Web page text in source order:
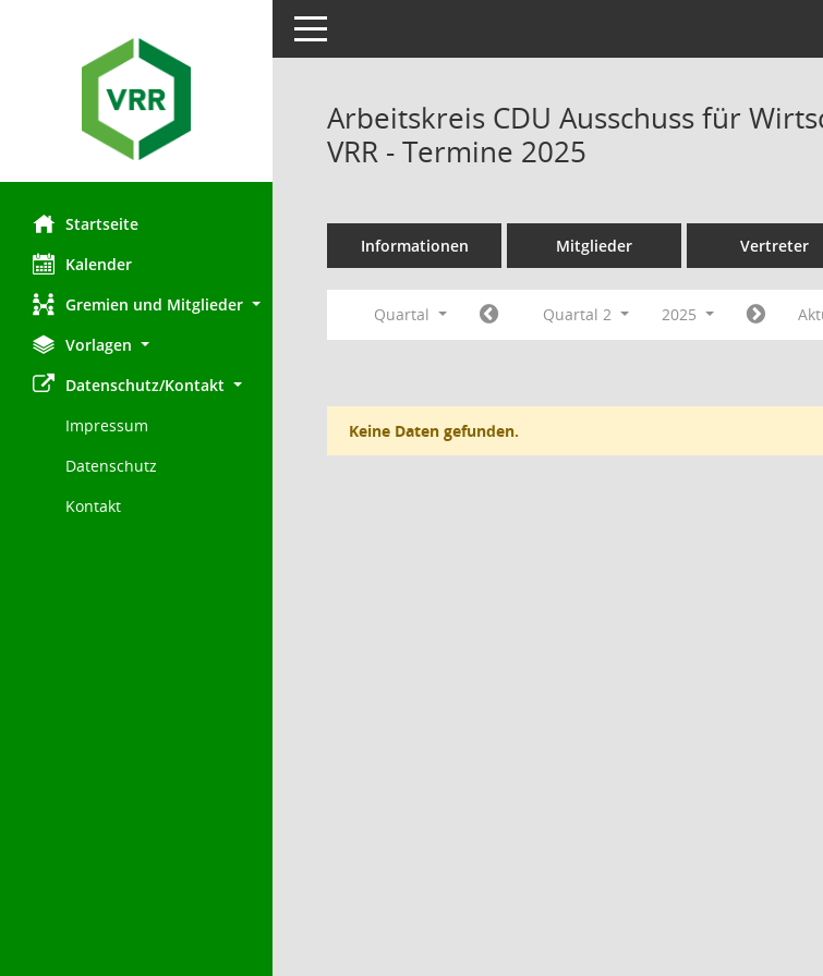
Startseite
Kalender
Gremien und Mitglieder
Vorlagen
Datenschutz/Kontakt
Impressum
Datenschutz
Kontakt
Toggle navigation
Arbeitskreis CDU Ausschuss für
VRR - Termine 2025
Informationen Mitglieder Vertreter
Quartal Quartal 2 2025
Keine Daten gefunden.